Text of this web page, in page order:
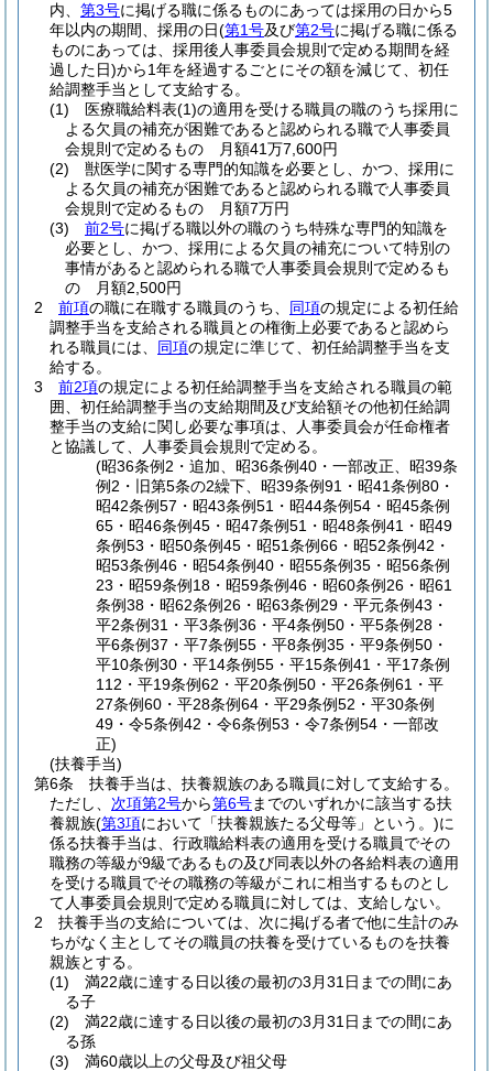
内、 第3号に掲げる職に係るものにあっては採用の日から5
年以内の期間、採用の日(第1号及び第2号に掲げる職に係る
ものにあっては、採用後人事委員会規則で定める期間を経
過した日)から1年を経過するごとにその額を減じて、初任
給調整手当として支給する。
(1)
医療職給料表(1)の適用を受ける職員の職のうち採用に
よる欠員の補充が困難であると認められる職で人事委員
会規則で定めるもの 月額41万7,600円
(2)
獣医学に関する専門的知識を必要とし、かつ、採用に
よる欠員の補充が困難であると認められる職で人事委員
会規則で定めるもの 月額7万円
(3)
前2号に掲げる職以外の職のうち特殊な専門的知識を
必要とし、かつ、採用による欠員の補充について特別の
事情があると認められる職で人事委員会規則で定めるも
の 月額2,500円
2
前項の職に在職する職員のうち、 同項の規定による初任給
調整手当を支給される職員との権衡上必要であると認めら
れる職員には、 同項の規定に準じて、初任給調整手当を支
給する。
3
前2項の規定による初任給調整手当を支給される職員の範
囲、初任給調整手当の支給期間及び支給額その他初任給調
整手当の支給に関し必要な事項は、人事委員会が任命権者
と協議して、人事委員会規則で定める。
(昭36条例2・追加、昭36条例40・一部改正、昭39条
例2・旧第5条の2繰下、昭39条例91・昭41条例80・
昭42条例57・昭43条例51・昭44条例54・昭45条例
65・昭46条例45・昭47条例51・昭48条例41・昭49
条例53・昭50条例45・昭51条例66・昭52条例42・
昭53条例46・昭54条例40・昭55条例35・昭56条例
23・昭59条例18・昭59条例46・昭60条例26・昭61
条例38・昭62条例26・昭63条例29・平元条例43・
平2条例31・平3条例36・平4条例50・平5条例28・
平6条例37・平7条例55・平8条例35・平9条例50・
平10条例30・平14条例55・平15条例41・平17条例
112・平19条例62・平20条例50・平26条例61・平
27条例60・平28条例64・平29条例52・平30条例
49・令5条例42・令6条例53・令7条例54・一部改
正)
(扶養手当)
第6条
扶養手当は、扶養親族のある職員に対して支給する。
ただし、 次項第2号から第6号までのいずれかに該当する扶
養親族(第3項において「扶養親族たる父母等」という。)に
係る扶養手当は、行政職給料表の適用を受ける職員でその
職務の等級が9級であるもの及び同表以外の各給料表の適用
を受ける職員でその職務の等級がこれに相当するものとし
て人事委員会規則で定める職員に対しては、支給しない。
2
扶養手当の支給については、次に掲げる者で他に生計のみ
ちがなく主としてその職員の扶養を受けているものを扶養
親族とする。
(1)
満22歳に達する日以後の最初の3月31日までの間にあ
る子
(2)
満22歳に達する日以後の最初の3月31日までの間にあ
る孫
(3)
満60歳以上の父母及び祖父母